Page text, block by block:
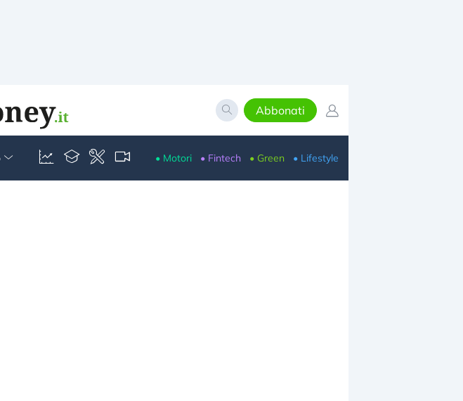
Abbonati
• Motori • Fintech • Green • Lifestyle